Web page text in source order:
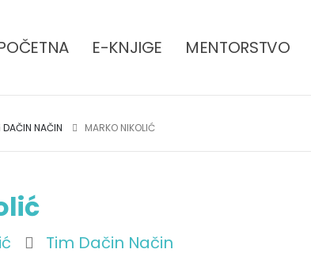
E-KNJIGE MENTORSTVO
DAČIN NAČIN MARKO NIKOLIĆ
Tim Dačin Način